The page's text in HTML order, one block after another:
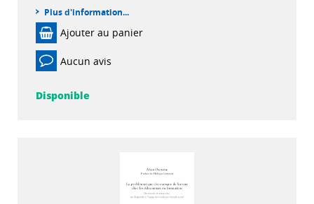
Plus d'information...
Ajouter au panier
Aucun avis
Disponible